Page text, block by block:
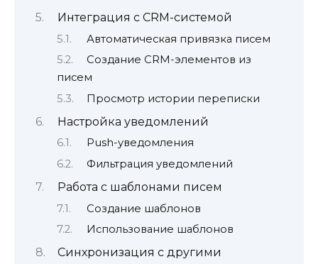
Интеграция с CRM-системой
Автоматическая привязка писем
Создание CRM-элементов из
писем
Просмотр истории переписки
Настройка уведомлений
Push-уведомления
Фильтрация уведомлений
Работа с шаблонами писем
Создание шаблонов
Использование шаблонов
Синхронизация с другими